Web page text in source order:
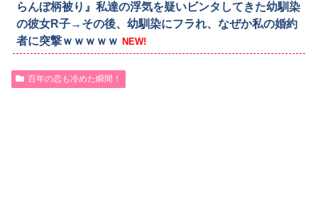
らんぼ柄被り』私達の浮気を疑いビンタしてきた幼馴染
の彼女R子→その後、幼馴染にフラれ、なぜか私の婚約
者に突撃ｗｗｗｗｗ NEW!
百年の恋も冷めた瞬間！